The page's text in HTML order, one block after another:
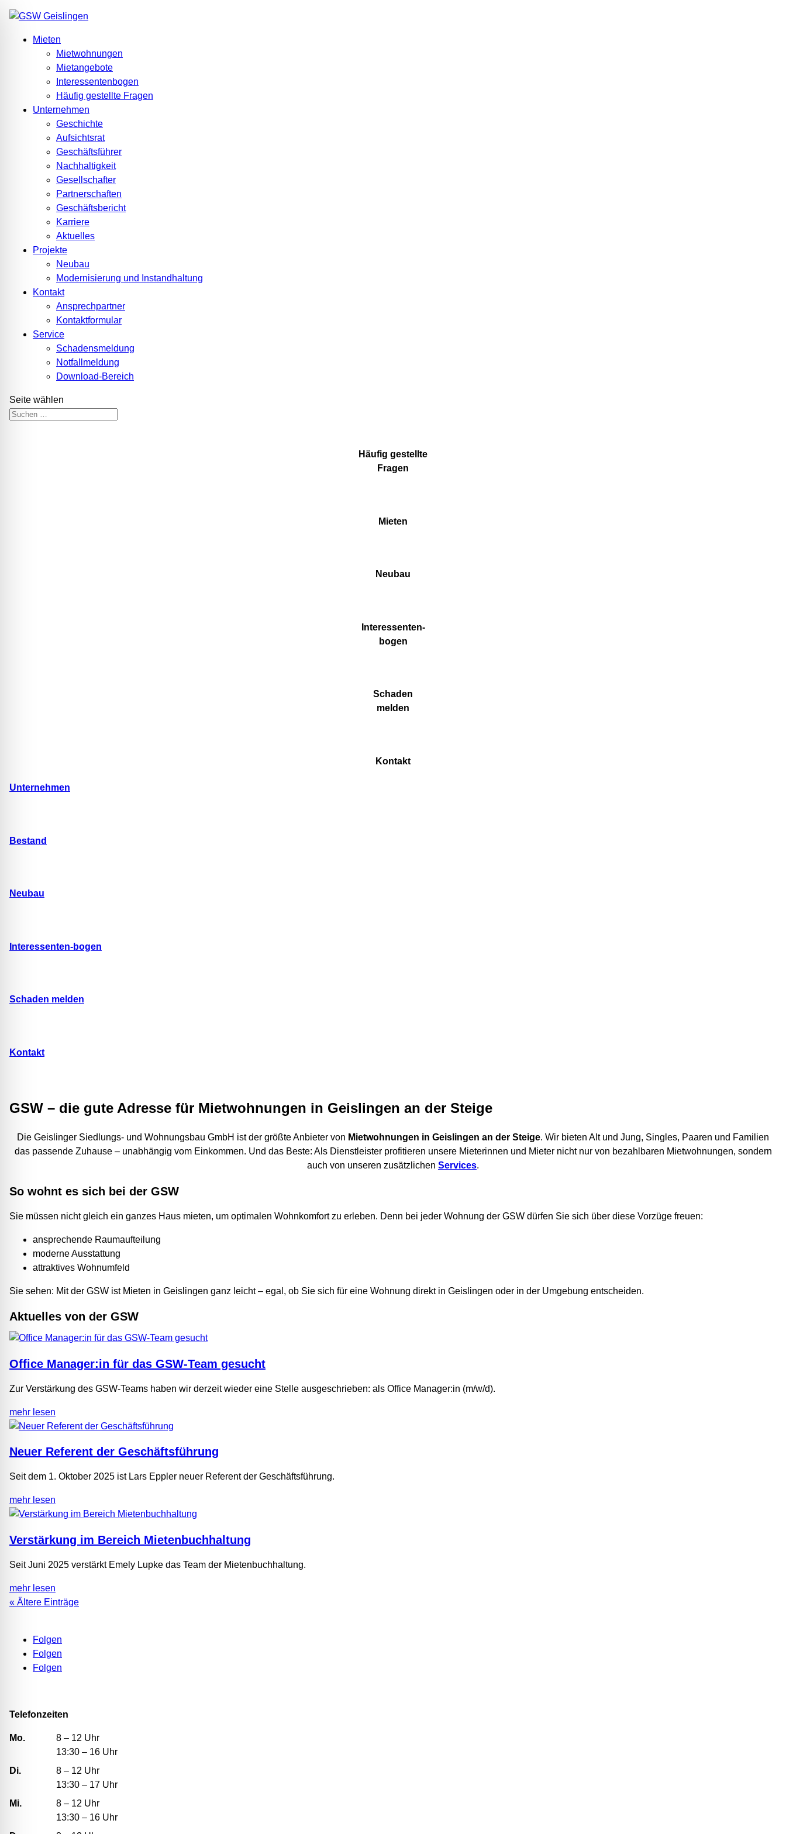
Mieten
Mietwohnungen
Mietangebote
Interessentenbogen
Häufig gestellte Fragen
Unternehmen
Geschichte
Aufsichtsrat
Geschäftsführer
Nachhaltigkeit
Gesellschafter
Partnerschaften
Geschäftsbericht
Karriere
Aktuelles
Projekte
Neubau
Modernisierung und Instandhaltung
Kontakt
Ansprechpartner
Kontaktformular
Service
Schadensmeldung
Notfallmeldung
Download-Bereich
Seite wählen
Häufig gestellte
Fragen
Mieten
Neubau
Interessent­­en-
bogen
Schaden
melden
Kontakt
Unternehmen
Bestand
Neubau
Interessenten-bogen
Schaden melden
Kontakt
GSW – die gute Adresse für Mietwohnungen in Geislingen an der Steige
Die Geislinger Siedlungs- und Wohnungsbau GmbH ist der größte Anbieter von Mietwohnungen in Geislingen an der Steige. Wir bieten Alt und Jung, Singles, Paaren und Familien
das passende Zuhause – unabhängig vom Einkommen. Und das Beste: Als Dienstleister profitieren unsere Mieterinnen und Mieter nicht nur von bezahlbaren Mietwohnungen, sondern
auch von unseren zusätzlichen Services.
So wohnt es sich bei der GSW
Sie müssen nicht gleich ein ganzes Haus mieten, um optimalen Wohnkomfort zu erleben. Denn bei jeder Wohnung der GSW dürfen Sie sich über diese Vorzüge freuen:
ansprechende Raumaufteilung
moderne Ausstattung
attraktives Wohnumfeld
Sie sehen: Mit der GSW ist Mieten in Geislingen ganz leicht – egal, ob Sie sich für eine Wohnung direkt in Geislingen oder in der Umgebung entscheiden.
Aktuelles von der GSW
Office Manager:in für das GSW-Team gesucht
Zur Verstärkung des GSW-Teams haben wir derzeit wieder eine Stelle ausgeschrieben: als Office Manager:in (m/w/d).
mehr lesen
Neuer Referent der Geschäftsführung
Seit dem 1. Oktober 2025 ist Lars Eppler neuer Referent der Geschäftsführung.
mehr lesen
Verstärkung im Bereich Mietenbuchhaltung
Seit Juni 2025 verstärkt Emely Lupke das Team der Mietenbuchhaltung.
mehr lesen
« Ältere Einträge
Folgen
Folgen
Folgen
Telefonzeiten
Mo.
8 – 12 Uhr
13:30 – 16 Uhr
Di.
8 – 12 Uhr
13:30 – 17 Uhr
Mi.
8 – 12 Uhr
13:30 – 16 Uhr